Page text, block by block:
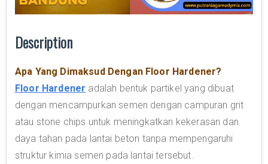
Description
Apa Yang Dimaksud Dengan Floor Hardener?
Floor Hardener adalah bentuk partikel yang dibuat
dengan mencampurkan semen dengan campuran grit
atau stone chips untuk meningkatkan kekerasan dan
daya tahan pada lantai beton tanpa mempengaruhi
struktur kimia semen pada lantai tersebut.